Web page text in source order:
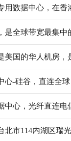
数据中心，在香
是全球带宽最集中
国的华人机房，
-硅谷，直连全
心，光纤直连电
市114内湖区瑞